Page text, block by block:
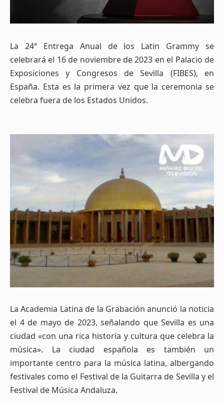
La 24ª Entrega Anual de los Latin Grammy se
celebrará el 16 de noviembre de 2023 en el Palacio de
Exposiciones y Congresos de Sevilla (FIBES), en
España. Esta es la primera vez que la ceremonia se
celebra fuera de los Estados Unidos.
La Academia Latina de la Grabación anunció la noticia
el 4 de mayo de 2023, señalando que Sevilla es una
ciudad «con una rica historia y cultura que celebra la
música». La ciudad española es también un
importante centro para la música latina, albergando
festivales como el Festival de la Guitarra de Sevilla y el
Festival de Música Andaluza.